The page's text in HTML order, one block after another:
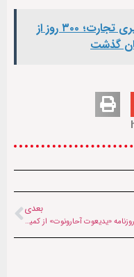
تلاش برای از سرگیری تجارت؛ ۳۰۰ روز از
گذشت
بعدی
روایت روزنامه «یدیعوت آحارونوت» از کمین‌خوردن نظامیان صهیونیست